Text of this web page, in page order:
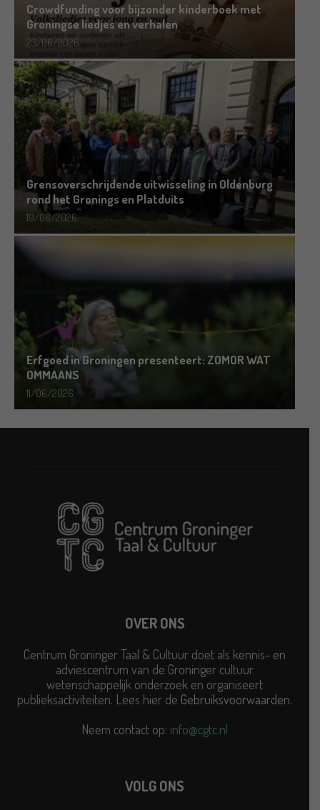
Crowdfunding voor bijzonder kinderboek met
Groningse liedjes en verhalen
23/06/2026
Grensoverschrijdende uitwisseling in Oldenburg
rond het Gronings en Platduits
19/06/2026
Erfgoed in Groningen presenteert: ZOMOR WAT
OMMAANS
11/06/2026
OVER ONS
Centrum Groninger Taal & Cultuur doet als kennis- en
adviescentrum van de Groninger cultuur
wetenschappelijk onderzoek en organiseert
publieksactiviteiten. Lees hier de Gebruiksvoorwaarden.
Neem contact op: info@cgtc.nl
VOLG ONS